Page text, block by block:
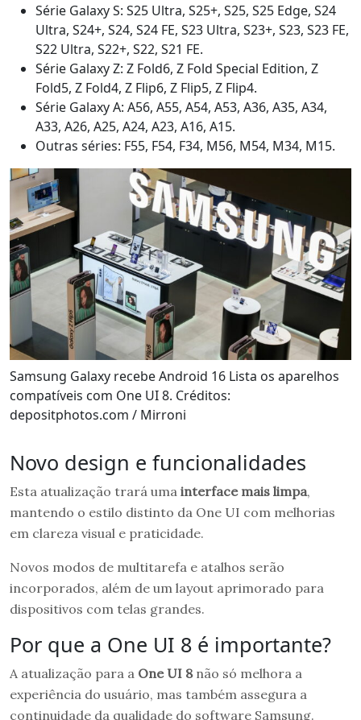
Série Galaxy S: S25 Ultra, S25+, S25, S25 Edge, S24
Ultra, S24+, S24, S24 FE, S23 Ultra, S23+, S23, S23 FE,
S22 Ultra, S22+, S22, S21 FE.
Série Galaxy Z: Z Fold6, Z Fold Special Edition, Z
Fold5, Z Fold4, Z Flip6, Z Flip5, Z Flip4.
Série Galaxy A: A56, A55, A54, A53, A36, A35, A34,
A33, A26, A25, A24, A23, A16, A15.
Outras séries: F55, F54, F34, M56, M54, M34, M15.
Samsung Galaxy recebe Android 16 Lista os aparelhos
compatíveis com One UI 8. Créditos:
depositphotos.com / Mirroni
Novo design e funcionalidades
Esta atualização trará uma interface mais limpa,
mantendo o estilo distinto da One UI com melhorias
em clareza visual e praticidade.
Novos modos de multitarefa e atalhos serão
incorporados, além de um layout aprimorado para
dispositivos com telas grandes.
Por que a One UI 8 é importante?
A atualização para a One UI 8não só melhora a
experiência do usuário, mas também assegura a
continuidade da qualidade do software Samsung.